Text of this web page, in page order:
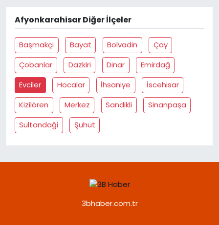
Afyonkarahisar Diğer İlçeler
Başmakçi Bayat Bolvadin
Çay
Çobanlar
Dazkiri Dinar
Emirdağ
Evciler
Hocalar İhsaniye
İscehisar
Kizilören
Merkez Sandikli
Sinanpaşa
Sultandaği
Şuhut
3bhaber.com.tr